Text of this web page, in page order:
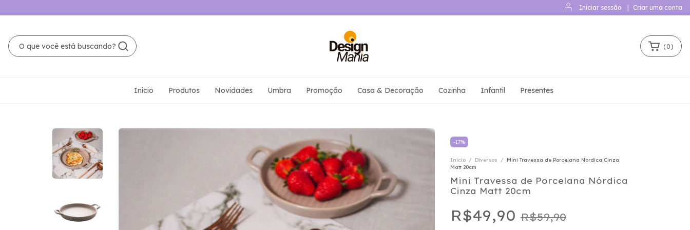
Iniciar sessão Criar uma conta
(0)
Início Produtos Novidades Umbra Promoção Casa & Decoração Cozinha Infantil Presentes
-17%
Início / Diversos /
Mini Travessa de Porcelana Nórdica Cinza
Matt 20cm
Mini Travessa de Porcelana Nórdica
Cinza Matt 20cm
R$49,90 R$59,90